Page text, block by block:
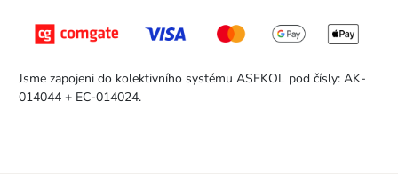
Jsme zapojeni do kolektivního systému ASEKOL pod čísly: AK-
014044 + EC-014024.